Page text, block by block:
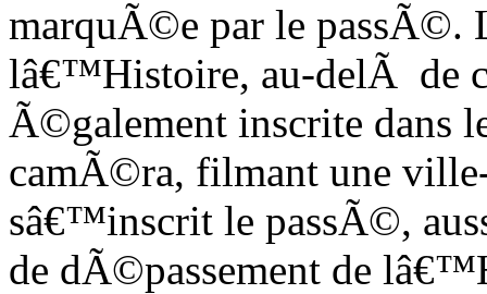
marquÃ©e par le passÃ©.
lâ€™Histoire, au-delÃ de
Ã©galement inscrite dans
camÃ©ra, filmant une
sâ€™inscrit le passÃ©,
de dÃ©passement de